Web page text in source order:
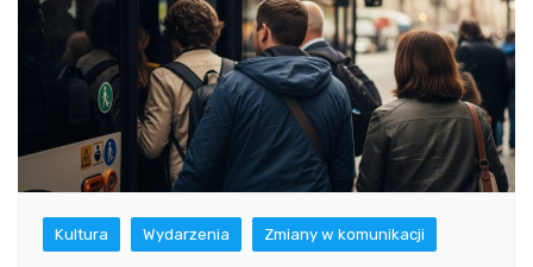
Kultura Wydarzenia Zmiany w komunikacji